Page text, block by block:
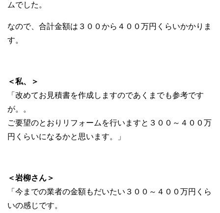
ムでした。
なので、合計金額は３００から４００万円くらいかかりま
す。
＜私、＞
「改めてお見積書を作成しますのであくまでも参考です
が。。
ご要望のとおりリフォームを行いますと３００～４００万
円くらいになるかと思います。」
＜岩柳さん＞
「今までの業者の金額もだいたい３００～４００万円くら
いの感じです。